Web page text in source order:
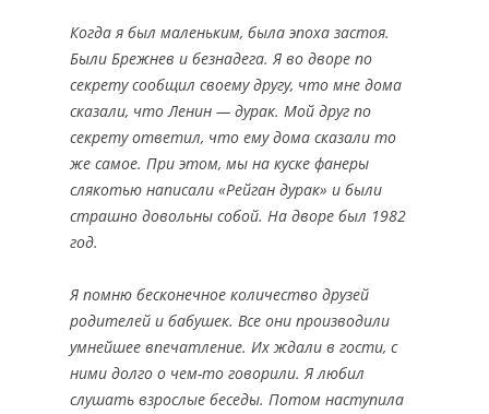
Когда я был маленьким, была эпоха застоя.
Были Брежнев и безнадега. Я во дворе по
секрету сообщил своему другу, что мне дома
сказали, что Ленин — дурак. Мой друг по
секрету ответил, что ему дома сказали то
же самое. При этом, мы на куске фанеры
слякотью написали «Рейган дурак» и были
страшно довольны собой. На дворе был 1982
год.
Я помню бесконечное количество друзей
родителей и бабушек. Все они производили
умнейшее впечатление. Их ждали в гости, с
ними долго о чем-то говорили. Я любил
слушать взрослые беседы. Потом наступила